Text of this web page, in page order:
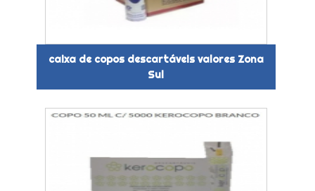
caixa de copos descartáveis valores Zona
Sul